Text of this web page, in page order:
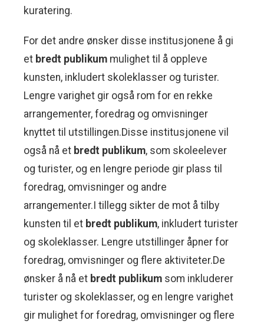
kuratering.
For det andre ønsker disse institusjonene å gi
et bredt publikum mulighet til å oppleve
kunsten, inkludert skoleklasser og turister.
Lengre varighet gir også rom for en rekke
arrangementer, foredrag og omvisninger
knyttet til utstillingen.Disse institusjonene vil
også nå et bredt publikum, som skoleelever
og turister, og en lengre periode gir plass til
foredrag, omvisninger og andre
arrangementer.I tillegg sikter de mot å tilby
kunsten til et bredt publikum, inkludert turister
og skoleklasser. Lengre utstillinger åpner for
foredrag, omvisninger og flere aktiviteter.De
ønsker å nå et bredt publikum som inkluderer
turister og skoleklasser, og en lengre varighet
gir mulighet for foredrag, omvisninger og flere